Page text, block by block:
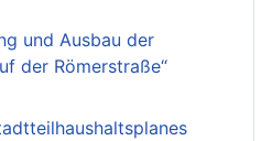
und Ausbau der
der Römerstraße“